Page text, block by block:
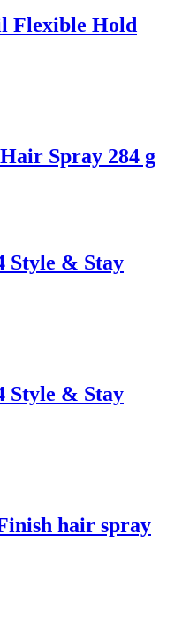
Flexible Hold
Spray 284 g
Style & Stay
Style & Stay
hair spray